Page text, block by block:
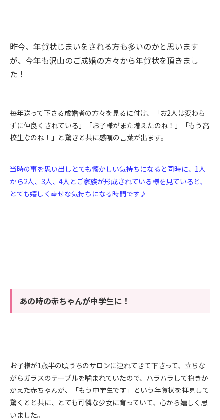
昨今、年賀状じまいをされる方も多いのかと思います
が、今年も沢山のご成婚の方々から年賀状を頂きまし
た！
毎年送って下さる成婚者の方々を見るに付け、「お2人は変わら
ずに仲良くされている」「お子様がまた増えたのね！」「もう高
校生なのね！」と驚きと共に感嘆の言葉が出ます。
当時の事を思い出しとても懐かしい気持ちになると同時に、 1人
から2人、 3人、 4人とご家族が形成されている様を見ていると、
とても嬉しく幸せな気持ちになる時間です♪
あの時の赤ちゃんが中学生に！
お子様が1歳半の頃うちのサロンに連れてきて下さって、立ちな
がらガラスのテーブルを噛まれていたので、ハラハラして抱きか
かえた赤ちゃんが、「もう中学生です」という年賀状を拝見して
驚くとと共に、とても可憐な少女に育っていて、心から嬉しく思
いました。